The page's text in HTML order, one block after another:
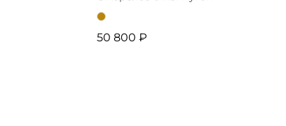
50 800 ₽